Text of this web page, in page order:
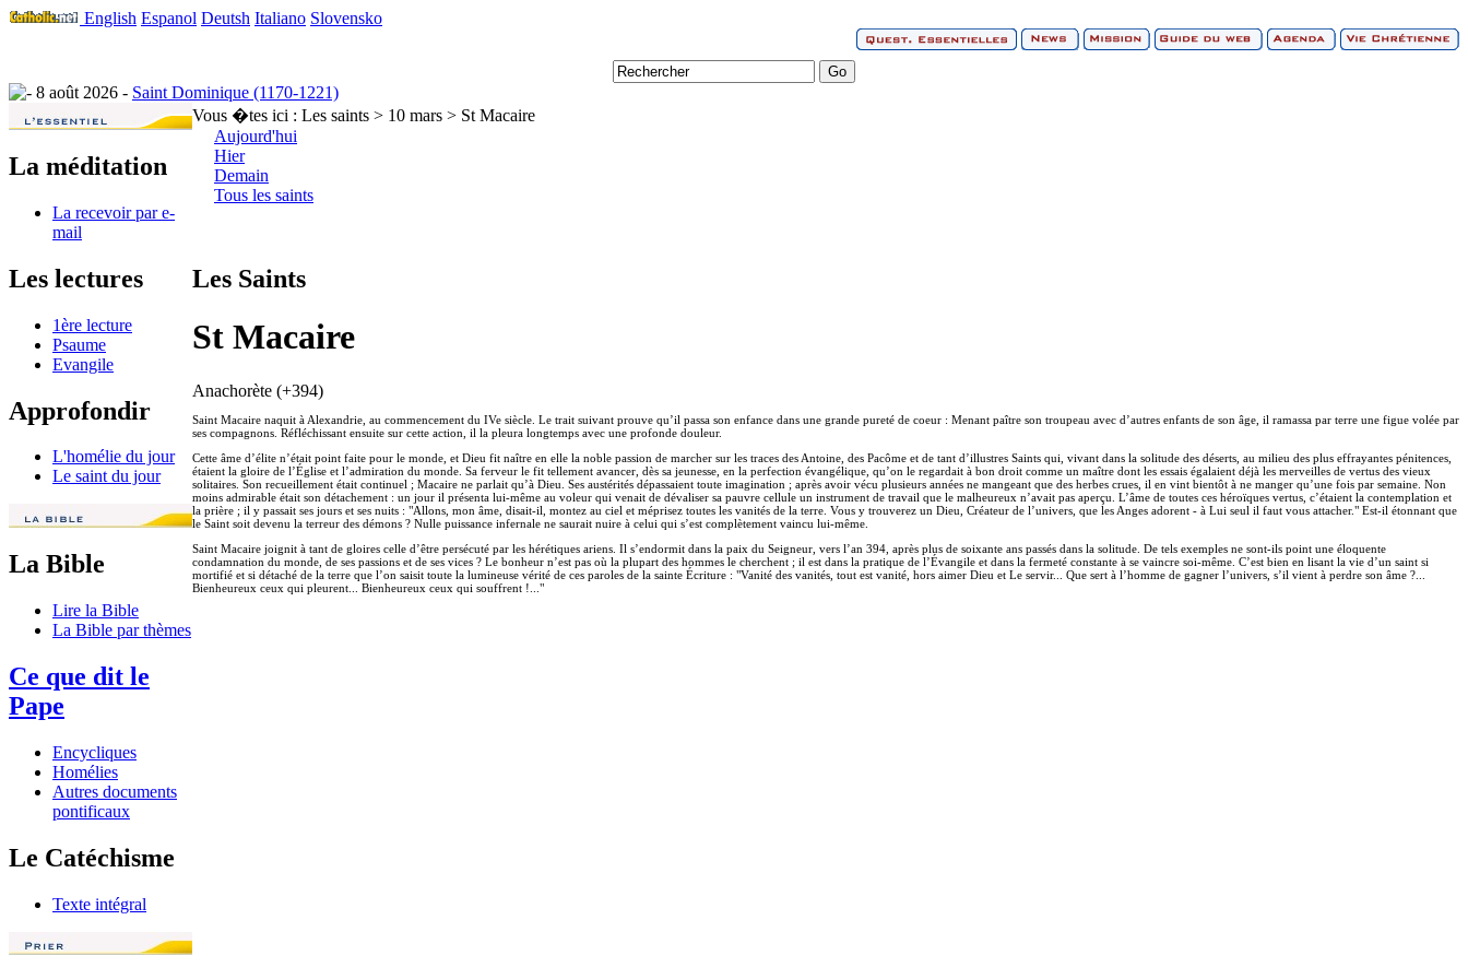
English Espanol Deutsh Italiano Slovensko
8 août 2026 - Saint Dominique (1170-1221)
La méditation
La recevoir par e-
mail
Les lectures
1ère lecture
Psaume
Evangile
Approfondir
L'homélie du jour
Le saint du jour
La Bible
Lire la Bible
La Bible par thèmes
Ce que dit le
Pape
Encycliques
Homélies
Autres documents
pontificaux
Le Catéchisme
Texte intégral
Vous �tes ici : Les saints > 10 mars > St Macaire
Aujourd'hui
Hier
Demain
Tous les saints
Les Saints
St Macaire
Anachorète (+394)
Saint Macaire naquit à Alexandrie, au commencement du IVe siècle. Le trait suivant prouve qu’il passa son enfance dans une grande pureté de coeur : Menant paître son troupeau avec d’autres enfants de son âge, il ramassa par terre une figue volée par
ses compagnons. Réfléchissant ensuite sur cette action, il la pleura longtemps avec une profonde douleur.
Cette âme d’élite n’était point faite pour le monde, et Dieu fit naître en elle la noble passion de marcher sur les traces des Antoine, des Pacôme et de tant d’illustres Saints qui, vivant dans la solitude des déserts, au milieu des plus effrayantes pénitences,
étaient la gloire de l’Église et l’admiration du monde. Sa ferveur le fit tellement avancer, dès sa jeunesse, en la perfection évangélique, qu’on le regardait à bon droit comme un maître dont les essais égalaient déjà les merveilles de vertus des vieux
solitaires. Son recueillement était continuel ; Macaire ne parlait qu’à Dieu. Ses austérités dépassaient toute imagination ; après avoir vécu plusieurs années ne mangeant que des herbes crues, il en vint bientôt à ne manger qu’une fois par semaine. Non
moins admirable était son détachement : un jour il présenta lui-même au voleur qui venait de dévaliser sa pauvre cellule un instrument de travail que le malheureux n’avait pas aperçu. L’âme de toutes ces héroïques vertus, c’étaient la contemplation et
la prière ; il y passait ses jours et ses nuits : "Allons, mon âme, disait-il, montez au ciel et méprisez toutes les vanités de la terre. Vous y trouverez un Dieu, Créateur de l’univers, que les Anges adorent - à Lui seul il faut vous attacher." Est-il étonnant que
le Saint soit devenu la terreur des démons ? Nulle puissance infernale ne saurait nuire à celui qui s’est complètement vaincu lui-même.
Saint Macaire joignit à tant de gloires celle d’être persécuté par les hérétiques ariens. Il s’endormit dans la paix du Seigneur, vers l’an 394, après plus de soixante ans passés dans la solitude. De tels exemples ne sont-ils point une éloquente
condamnation du monde, de ses passions et de ses vices ? Le bonheur n’est pas où la plupart des hommes le cherchent ; il est dans la pratique de l’Évangile et dans la fermeté constante à se vaincre soi-même. C’est bien en lisant la vie d’un saint si
mortifié et si détaché de la terre que l’on saisit toute la lumineuse vérité de ces paroles de la sainte Écriture : "Vanité des vanités, tout est vanité, hors aimer Dieu et Le servir... Que sert à l’homme de gagner l’univers, s’il vient à perdre son âme ?...
Bienheureux ceux qui pleurent... Bienheureux ceux qui souffrent !..."